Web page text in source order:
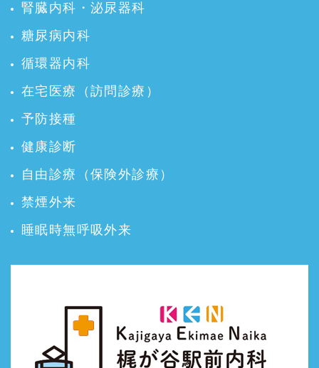
腎臓内科・泌尿器科
糖尿病内科
循環器内科
在宅医療（訪問診療）
予防接種
健康診断
自由診療（保険外診療）
禁煙外来
睡眠時無呼吸外来